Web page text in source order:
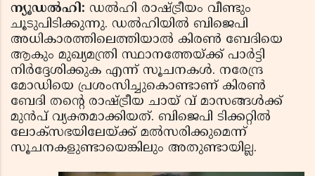
ന്യൂഡല്‍ഹി: ഡല്‍ഹി രാഷ്ട്രീയം വീണ്ടും
ചൂടുപിടിക്കുന്നു. ഡല്‍ഹിയില്‍ ബിജെപി
അധികാരത്തിലെത്തിയാല്‍ കിരണ്‍ ബേദിയെ
ആകും മുഖ്യമന്ത്രി സ്ഥാനത്തേയ്ക്ക് പാര്‍ട്ടി
നിര്‍ദ്ദേശിക്കുക എന്ന് സൂചനകള്‍. നരേന്ദ്ര
മോഡിയെ പ്രശംസിച്ചുകൊണ്ടാണ് കിരണ്‍
ബേദി തന്റെ രാഷ്ട്രീയ ചായ് വ് മാസങ്ങള്‍ക്ക്
മുന്‍പ് വ്യക്തമാക്കിയത്. ബിജെപി ടിക്കറ്റില്‍
ലോക്‌സഭയിലേയ്ക്ക് മല്‍സരിക്കുമെന്ന്
സൂചനകളുണ്ടായെങ്കിലും അതുണ്ടായില്ല.